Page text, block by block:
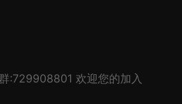
:729908801 欢迎您的加入